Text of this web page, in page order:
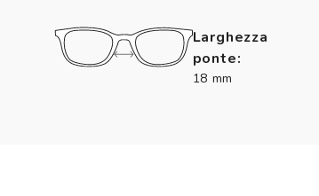
Larghezza
ponte:
18 mm